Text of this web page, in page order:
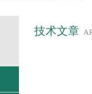
技术文章